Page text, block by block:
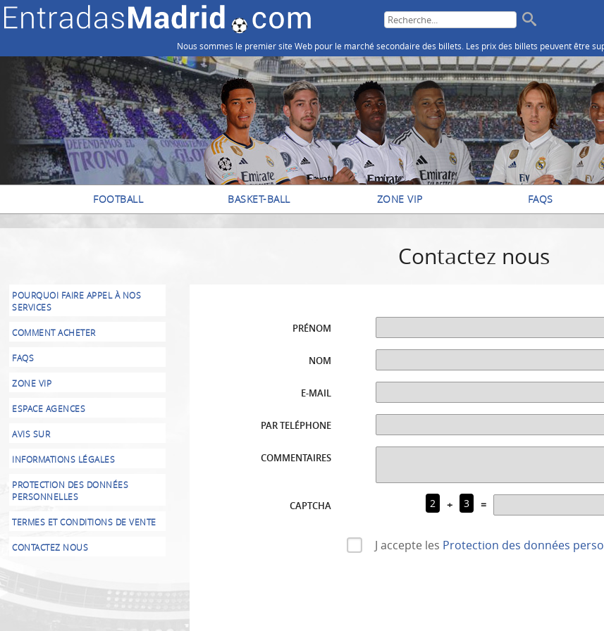
Nous sommes le premier site Web pour le marché secondaire des billets. Les prix des billets peuvent être
FOOTBALL BASKET-BALL ZONE VIP FAQS
Contactez nous
PRÉNOM
NOM
E-MAIL
PAR TELÉPHONE
COMMENTAIRES
CAPTCHA 2 + 3 =
J accepte les Protection des données
POURQUOI FAIRE APPEL À NOS
SERVICES
COMMENT ACHETER
FAQS
ZONE VIP
ESPACE AGENCES
AVIS SUR
INFORMATIONS LÉGALES
PROTECTION DES DONNÉES
PERSONNELLES
TERMES ET CONDITIONS DE VENTE
CONTACTEZ NOUS